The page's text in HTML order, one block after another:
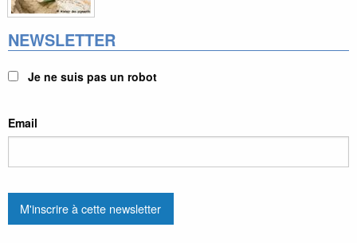
NEWSLETTER
Je ne suis pas un robot
Email